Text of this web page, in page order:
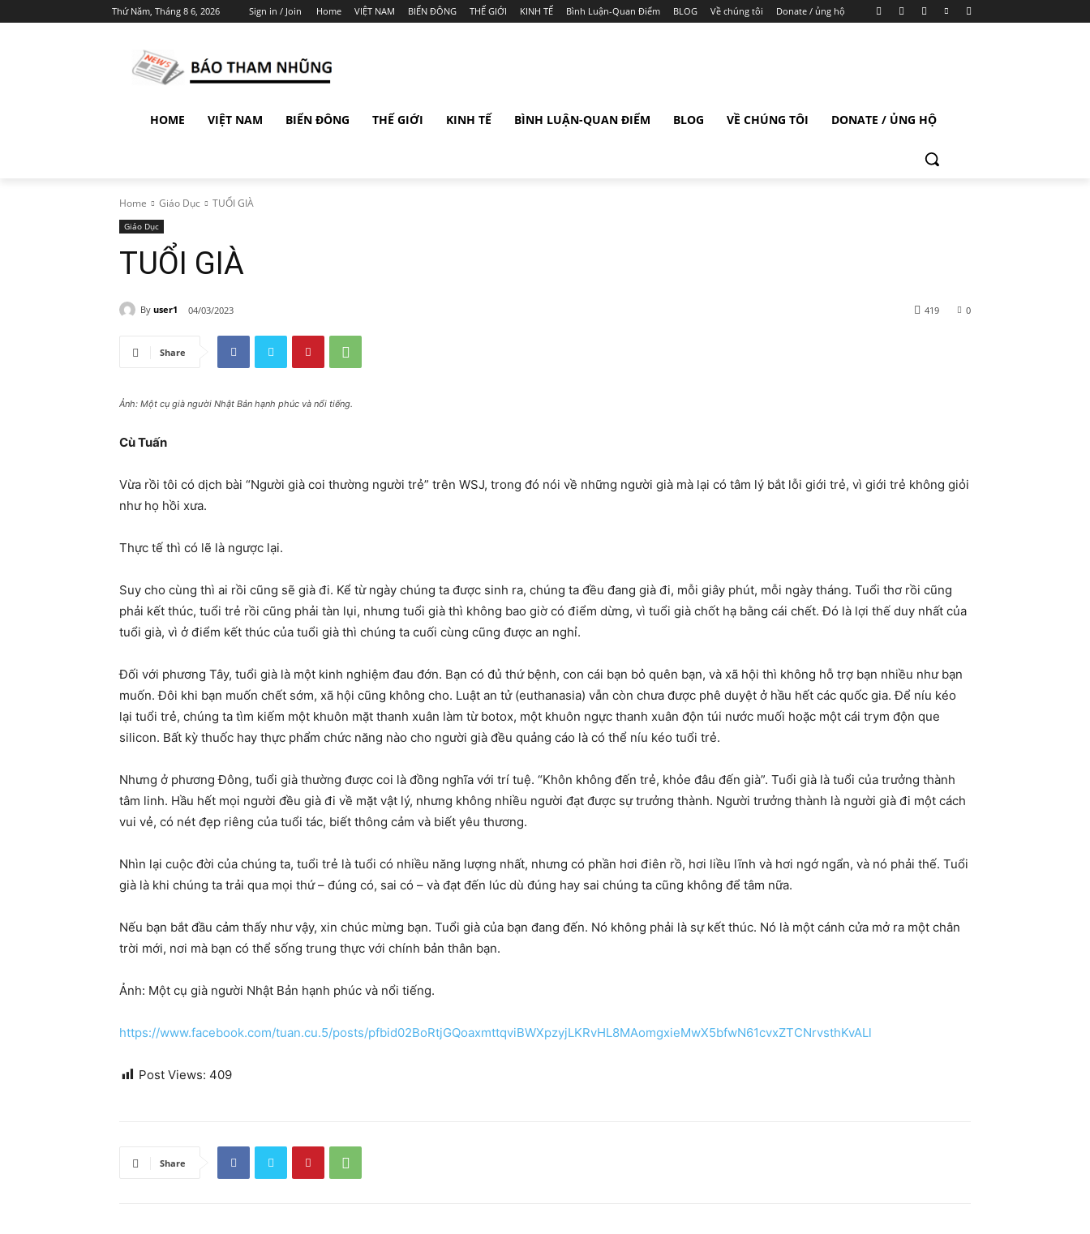
Thứ Năm, Tháng 8 6, 2026 Sign in / Join Home VIỆT NAM BIỂN ĐÔNG THẾ GIỚI KINH TẾ Bình Luận-Quan Điểm BLOG Về chúng tôi Donate / ủng hộ
HOME VIỆT NAM BIỂN ĐÔNG THẾ GIỚI KINH TẾ BÌNH LUẬN-QUAN ĐIỂM BLOG VỀ CHÚNG TÔI DONATE / ỦNG HỘ
Home Giáo Dục TUỔI GIÀ
Giáo Dục
TUỔI GIÀ
By user1 04/03/2023 0
419
Share
Ảnh: Một cụ già người Nhật Bản hạnh phúc và nổi tiếng.
Cù Tuấn
Vừa rồi tôi có dịch bài “Người già coi thường người trẻ” trên WSJ, trong đó nói về những người già mà lại có tâm lý bắt lỗi giới trẻ, vì giới trẻ không giỏi
như họ hồi xưa.
Thực tế thì có lẽ là ngược lại.
Suy cho cùng thì ai rồi cũng sẽ già đi. Kể từ ngày chúng ta được sinh ra, chúng ta đều đang già đi, mỗi giây phút, mỗi ngày tháng. Tuổi thơ rồi cũng
phải kết thúc, tuổi trẻ rồi cũng phải tàn lụi, nhưng tuổi già thì không bao giờ có điểm dừng, vì tuổi già chốt hạ bằng cái chết. Đó là lợi thế duy nhất của
tuổi già, vì ở điểm kết thúc của tuổi già thì chúng ta cuối cùng cũng được an nghỉ.
Đối với phương Tây, tuổi già là một kinh nghiệm đau đớn. Bạn có đủ thứ bệnh, con cái bạn bỏ quên bạn, và xã hội thì không hỗ trợ bạn nhiều như bạn
muốn. Đôi khi bạn muốn chết sớm, xã hội cũng không cho. Luật an tử (euthanasia) vẫn còn chưa được phê duyệt ở hầu hết các quốc gia. Để níu kéo
lại tuổi trẻ, chúng ta tìm kiếm một khuôn mặt thanh xuân làm từ botox, một khuôn ngực thanh xuân độn túi nước muối hoặc một cái trym độn que
silicon. Bất kỳ thuốc hay thực phẩm chức năng nào cho người già đều quảng cáo là có thể níu kéo tuổi trẻ.
Nhưng ở phương Đông, tuổi già thường được coi là đồng nghĩa với trí tuệ. “Khôn không đến trẻ, khỏe đâu đến già”. Tuổi già là tuổi của trưởng thành
tâm linh. Hầu hết mọi người đều già đi về mặt vật lý, nhưng không nhiều người đạt được sự trưởng thành. Người trưởng thành là người già đi một cách
vui vẻ, có nét đẹp riêng của tuổi tác, biết thông cảm và biết yêu thương.
Nhìn lại cuộc đời của chúng ta, tuổi trẻ là tuổi có nhiều năng lượng nhất, nhưng có phần hơi điên rồ, hơi liều lĩnh và hơi ngớ ngẩn, và nó phải thế. Tuổi
già là khi chúng ta trải qua mọi thứ – đúng có, sai có – và đạt đến lúc dù đúng hay sai chúng ta cũng không để tâm nữa.
Nếu bạn bắt đầu cảm thấy như vậy, xin chúc mừng bạn. Tuổi già của bạn đang đến. Nó không phải là sự kết thúc. Nó là một cánh cửa mở ra một chân
trời mới, nơi mà bạn có thể sống trung thực với chính bản thân bạn.
Ảnh: Một cụ già người Nhật Bản hạnh phúc và nổi tiếng.
https://www.facebook.com/tuan.cu.5/posts/pfbid02BoRtjGQoaxmttqviBWXpzyjLKRvHL8MAomgxieMwX5bfwN61cvxZTCNrvsthKvALl
Post Views: 409
Share